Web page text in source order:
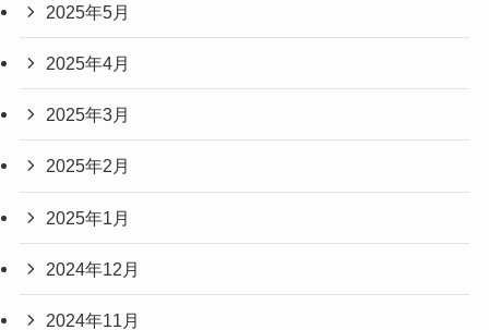
2025年5月
2025年4月
2025年3月
2025年2月
2025年1月
2024年12月
2024年11月